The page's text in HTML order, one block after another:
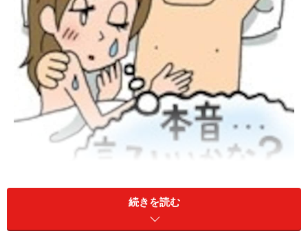
続きを読む